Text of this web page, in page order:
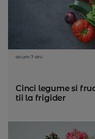
acum 7 ani
Cinci legume si
tii la frigider